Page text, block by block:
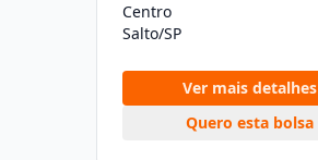
Centro
Salto/SP
Ver mais detalhes
Quero esta bolsa